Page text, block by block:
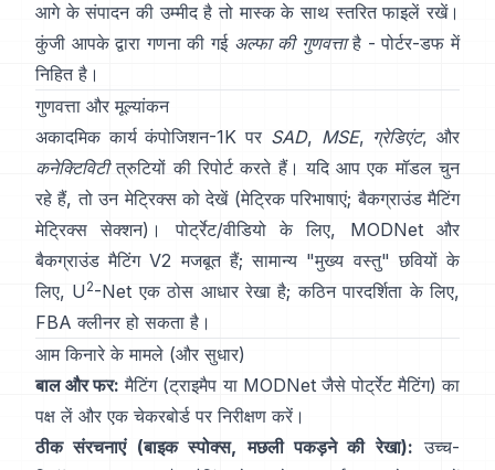
आगे के संपादन की उम्मीद है तो मास्क के साथ स्तरित फाइलें रखें।
कुंजी आपके द्वारा गणना की गई अल्फा की गुणवत्ताहै -पोर्टर-डफ में
निहित है।
गुणवत्ता और मूल्यांकन
अकादमिक कार्यकंपोजिशन-1K पर SAD, MSE, ग्रेडिएंट, और
कनेक्टिविटीत्रुटियों की रिपोर्ट करते हैं। यदि आप एक मॉडल चुन
रहे हैं, तो उन मेट्रिक्स को देखें (मेट्रिक परिभाषाएं; बैकग्राउंड मैटिंग
मेट्रिक्स सेक्शन)। पोर्ट्रेट/वीडियो के लिए, MODNetऔर
बैकग्राउंड मैटिंग V2 मजबूत हैं; सामान्य "मुख्य वस्तु" छवियों के
लिए, U 2-Net एक ठोस आधार रेखा है; कठिन पारदर्शिता के लिए,
FBA क्लीनर हो सकता है।
आम किनारे के मामले (और सुधार)
बाल और फर: मैटिंग (ट्राइमैप या MODNetजैसे पोर्ट्रेट मैटिंग) का
पक्ष लें और एक चेकरबोर्ड पर निरीक्षण करें।
ठीक संरचनाएं (बाइक स्पोक्स, मछली पकड़ने की रेखा): उच्च-